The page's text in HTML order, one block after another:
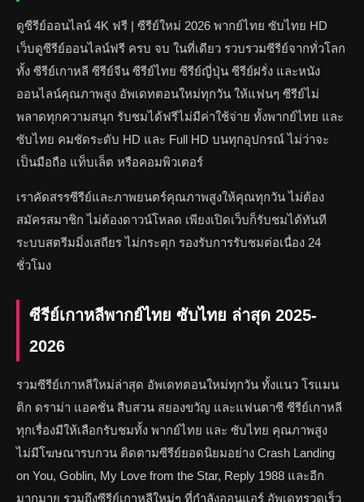
ดูซีรีย์ออนไลน์ 4K ฟรี | ซีรีย์ใหม่ 2026 พากย์ไทย ซับไทย HD
เว็บดูซีรีย์ออนไลน์ฟรี ครบ จบ ในที่เดียว รวบรวมซีรีย์จากทั่วโลก
ทั้ง ซีรีย์เกาหลี ซีรีย์จีน ซีรีย์ไทย ซีรีย์ญี่ปุ่น ซีรีย์ฝรั่ง และหนัง
ออนไลน์คุณภาพสูง อัพเดทตอนใหม่ทุกวัน ให้แฟนๆ ซีรีย์ไม่
พลาดทุกความสนุก รับชมได้ฟรีไม่มีค่าใช้จ่าย ทั้งพากย์ไทย และ
ซับไทย คมชัดระดับ HD และ Full HD บนทุกอุปกรณ์ ไม่ว่าจะ
เป็นมือถือ แท็บเล็ต หรือคอมพิวเตอร์
เราคัดสรรซีรีย์และภาพยนตร์คุณภาพสูงให้คุณทุกวัน ไม่ต้อง
สมัครสมาชิก ไม่ต้องดาวน์โหลด เพียงเปิดเว็บก็รับชมได้ทันที
ระบบสตรีมมิ่งเสถียร ไม่กระตุก รองรับการรับชมต่อเนื่อง 24
ชั่วโมง
ซีรีย์เกาหลีพากย์ไทย ซับไทย ล่าสุด 2025-
2026
รวมซีรีย์เกาหลีใหม่ล่าสุด อัพเดทตอนใหม่ทุกวัน ทั้งแนว โรแมน
ติก ดราม่า แอคชั่น สืบสวน สยองขวัญ และแฟนตาซี ซีรีย์เกาหลี
ทุกเรื่องมีให้เลือกรับชมทั้ง พากย์ไทย และ ซับไทย คุณภาพสูง
ไม่มีโฆษณารบกวน ติดตามซีรีย์ยอดนิยมอย่าง Crash Landing
on You, Goblin, My Love from the Star, Reply 1988 และอีก
มากมาย รวมถึงซีรีย์เกาหลีใหม่ๆ ที่กำลังออนแอร์ อัพเดทรวดเร็ว